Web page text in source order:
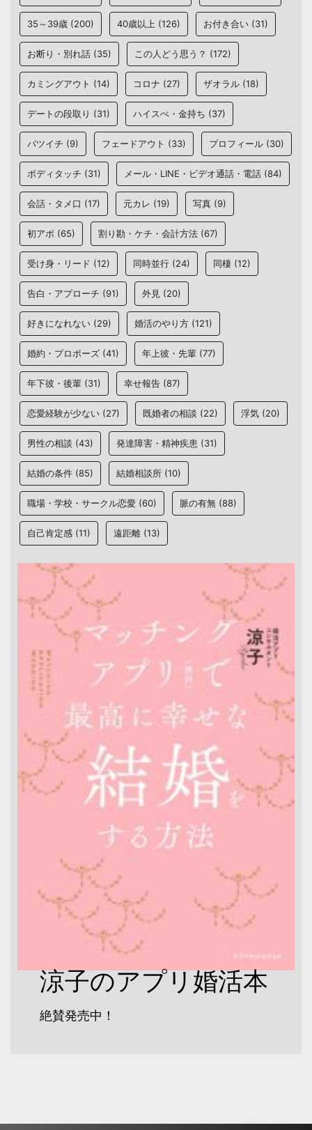
35～39歳 (200) 40歳以上 (126) お付き合い (31)
お断り・別れ話 (35) この人どう思う？ (172)
カミングアウト (14) コロナ (27) ザオラル (18)
デートの段取り (31) ハイスぺ・金持ち (37)
バツイチ (9) フェードアウト (33) プロフィール (30)
ボディタッチ (31) メール・LINE・ビデオ通話・電話 (84)
会話・タメ口 (17) 元カレ (19) 写真 (9)
初アポ (65) 割り勘・ケチ・会計方法 (67)
受け身・リード (12) 同時並行 (24) 同棲 (12)
告白・アプローチ (91) 外見 (20)
好きになれない (29) 婚活のやり方 (121)
婚約・プロポーズ (41) 年上彼・先輩 (77)
年下彼・後輩 (31) 幸せ報告 (87)
恋愛経験が少ない (27) 既婚者の相談 (22) 浮気 (20)
男性の相談 (43) 発達障害・精神疾患 (31)
結婚の条件 (85) 結婚相談所 (10)
職場・学校・サークル恋愛 (60) 脈の有無 (88)
自己肯定感 (11) 遠距離 (13)
涼子のアプリ婚活本
絶賛発売中！